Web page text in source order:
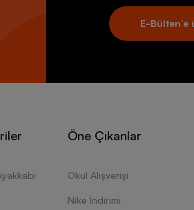
E-Bülten’e
Öne Çıkanlar
Okul Alışverişi
Nike İndirimi